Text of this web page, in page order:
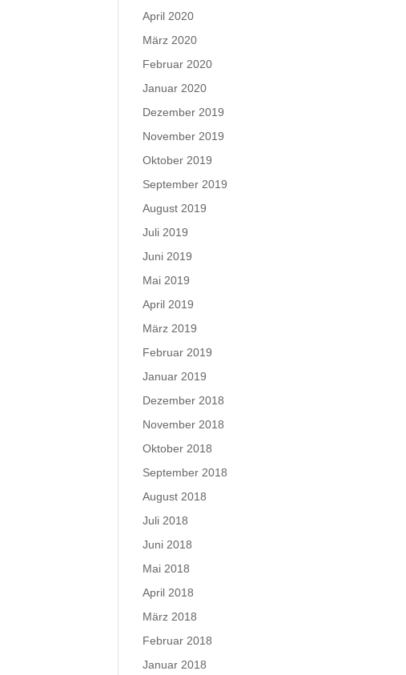
April 2020
März 2020
Februar 2020
Januar 2020
Dezember 2019
November 2019
Oktober 2019
September 2019
August 2019
Juli 2019
Juni 2019
Mai 2019
April 2019
März 2019
Februar 2019
Januar 2019
Dezember 2018
November 2018
Oktober 2018
September 2018
August 2018
Juli 2018
Juni 2018
Mai 2018
April 2018
März 2018
Februar 2018
Januar 2018